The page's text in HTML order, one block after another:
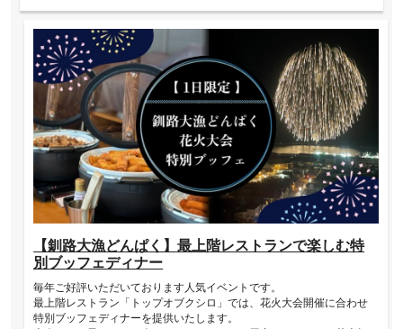
【釧路大漁どんぱく】最上階レストランで楽しむ特
別ブッフェディナー
毎年ご好評いただいております人気イベントです。
最上階レストラン「トップオブクシロ」では、花火大会開催に合わせ
特別ブッフェディナーを提供いたします。